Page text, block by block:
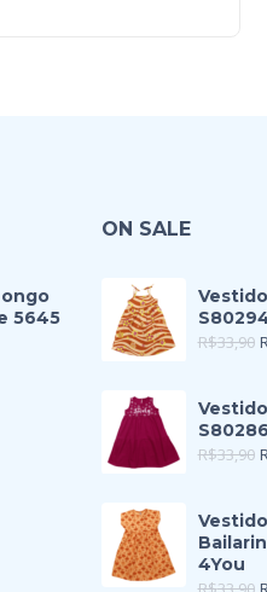
5645
ON SALE
R$33,90
R$33,90
4You